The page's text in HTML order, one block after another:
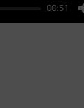
00:51